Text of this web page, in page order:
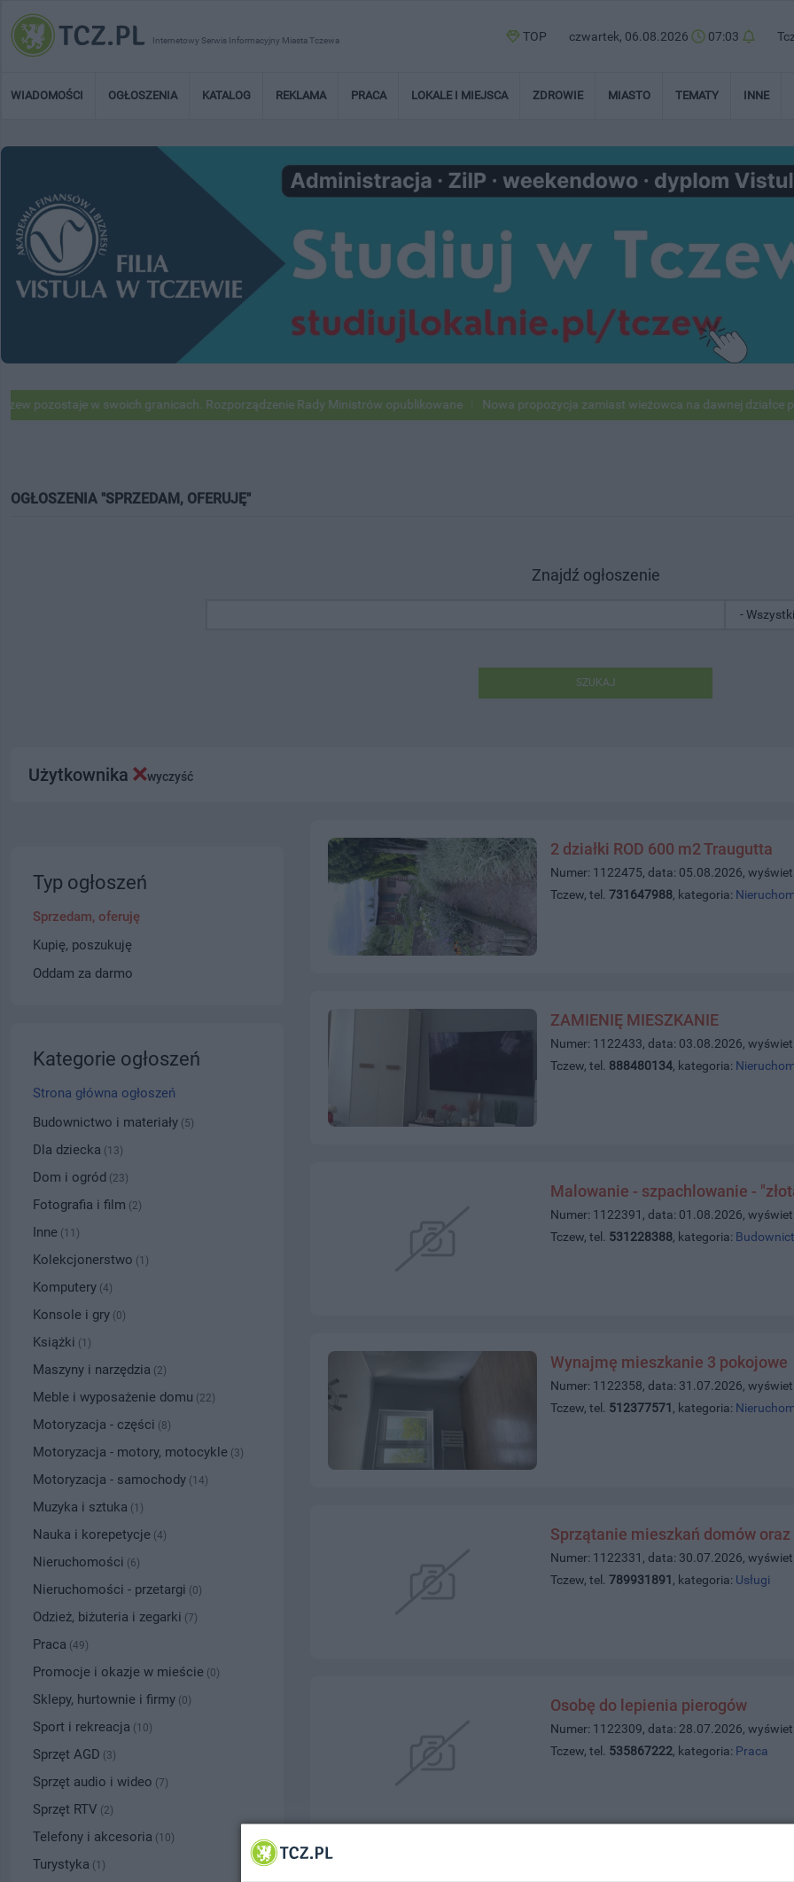
Internetowy Serwis Informacyjny Miasta Tczewa TOP czwartek, 06.08.2026 07:03
WIADOMOŚCI OGŁOSZENIA KATALOG REKLAMA PRACA LOKALE I MIEJSCA ZDROWIE MIASTO TEMATY INNE
w swoich granicach. Rozporządzenie Rady Ministrów opublikowane Nowa propozycja zamiast wieżowca na dawnej działce po USC
OGŁOSZENIA "SPRZEDAM, OFERUJĘ"
Znajdź ogłoszenie
SZUKAJ
Użytkownika wyczyść
2 działki ROD 600 m2 Traugutta
Numer: 1122475, data: 05.08.2026,
Tczew, tel.731647988, kategoria:
ZAMIENIĘ MIESZKANIE
Numer: 1122433, data: 03.08.2026,
Tczew, tel. 888480134, kategoria:
Malowanie - szpachlowanie -
Numer: 1122391, data: 01.08.2026,
Tczew, tel. 531228388, kategoria:
Wynajmę mieszkanie 3 pokojowe
Numer: 1122358, data: 31.07.2026,
Tczew, tel. 512377571 , kategoria:
Sprzątanie mieszkań domów
Numer: 1122331, data: 30.07.2026,
Tczew, tel.789931891, kategoria: Usługi
Osobę do lepienia pierogów
Numer: 1122309, data: 28.07.2026,
Tczew, tel. 535867222, kategoria: Praca
Typ ogłoszeń
Sprzedam, oferuję
Kupię, poszukuję
Oddam za darmo
Kategorie ogłoszeń
Strona główna ogłoszeń
Budownictwo i materiały (5)
Dla dziecka (13)
Dom i ogród (23)
Fotografia i film (2)
Inne (11)
Kolekcjonerstwo (1)
Komputery (4)
Konsole i gry (0)
Książki (1)
Maszyny i narzędzia (2)
Meble i wyposażenie domu (22)
Motoryzacja - części (8)
Motoryzacja - motory, motocykle (3)
Motoryzacja - samochody (14)
Muzyka i sztuka (1)
Nauka i korepetycje (4)
Nieruchomości (6)
Nieruchomości - przetargi (0)
Odzież, biżuteria i zegarki (7)
Praca (49)
Promocje i okazje w mieście (0)
Sklepy, hurtownie i firmy (0)
Sport i rekreacja (10)
Sprzęt AGD (3)
Sprzęt audio i wideo (7)
Sprzęt RTV (2)
Telefony i akcesoria (10)
Turystyka (1)